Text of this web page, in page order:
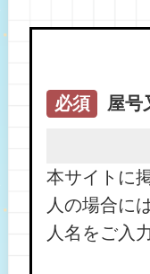
必須 屋号
本サイトに
人の場合に
人名をご入